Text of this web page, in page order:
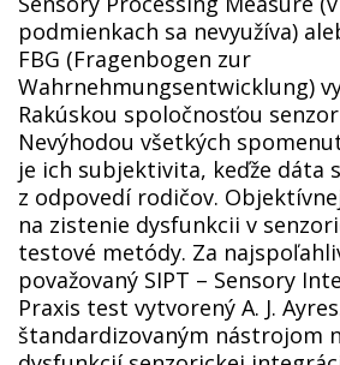
podmienkach sa nevyužíva)
FBG (Fragenbogen zur
Wahrnehmungsentwicklung)
Rakúskou spoločnosťou
Nevýhodou všetkých
je ich subjektivita, keďže dáta
z odpovedí rodičov.
na zistenie dysfunkcii v
testové metódy. Za
považovaný SIPT – Sensory
Praxis test vytvorený A. J.
štandardizovaným nástrojom